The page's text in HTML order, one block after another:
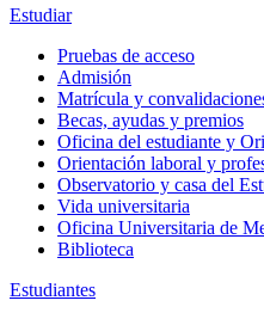
Estudiar
Pruebas de acceso
Admisión
Matrícula y
Becas, ayudas y premios
Oficina del estudiante y
Orientación laboral y
Observatorio y casa del
Vida universitaria
Oficina Universitaria de
Biblioteca
Estudiantes